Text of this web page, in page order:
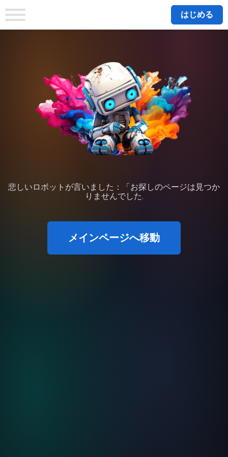
はじめる
悲しいロボットが言いました：「お探しのページは見つか
りませんでした.
メインページへ移動